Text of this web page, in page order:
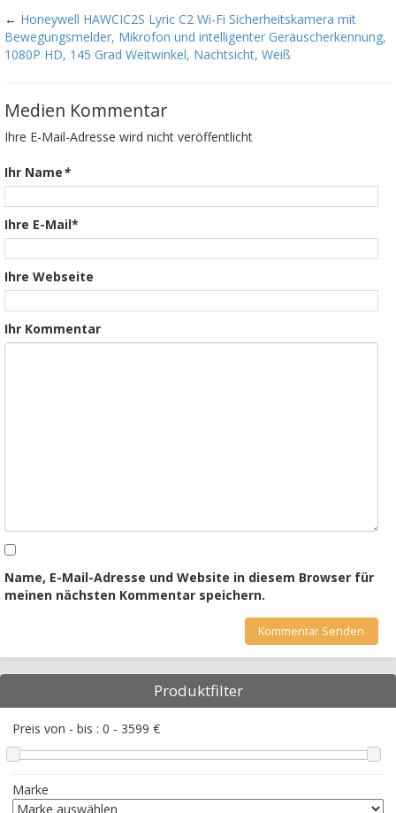
← Honeywell HAWCIC2S Lyric C2 Wi-Fi Sicherheitskamera mit
Bewegungsmelder, Mikrofon und intelligenter Geräuscherkennung,
1080P HD, 145 Grad Weitwinkel, Nachtsicht, Weiß
Medien Kommentar
Ihre E-Mail-Adresse wird nicht veröffentlicht
Ihr Name*
Ihre E-Mail*
Ihre Webseite
Ihr Kommentar
Name, E-Mail-Adresse und Website in diesem Browser für
meinen nächsten Kommentar speichern.
Produktfilter
Preis von - bis : 0 - 3599 €
Marke